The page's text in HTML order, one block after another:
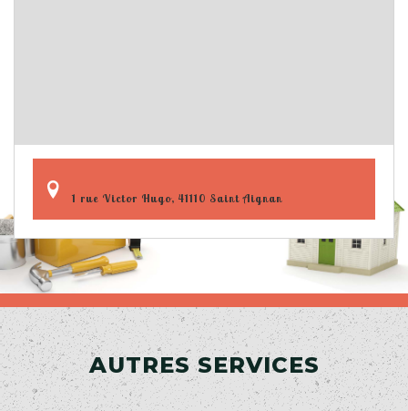
1 rue Victor Hugo, 41110 Saint Aignan
AUTRES SERVICES